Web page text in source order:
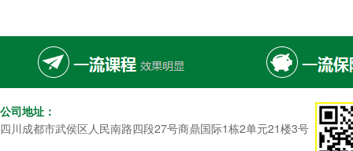
公司地址：
四川成都市武侯区人民南路四段27号商鼎国际1栋2单元21楼3号